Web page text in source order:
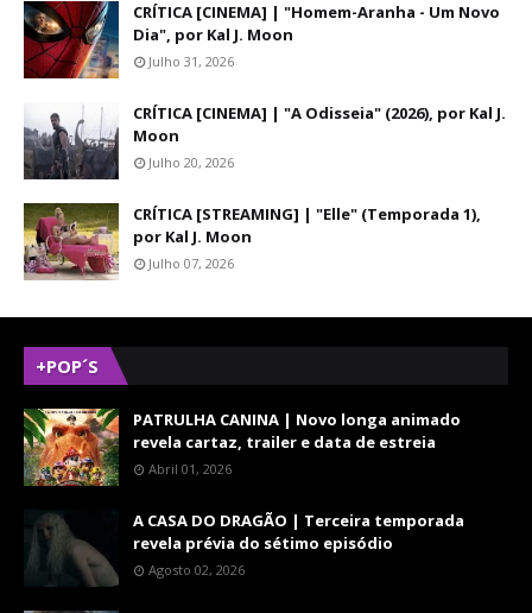
CRÍTICA [CINEMA] | "Homem-Aranha - Um Novo
Dia", por Kal J. Moon
Julho 31, 2026
CRÍTICA [CINEMA] | "A Odisseia" (2026), por Kal J.
Moon
Julho 20, 2026
CRÍTICA [STREAMING] | "Elle" (Temporada 1),
por Kal J. Moon
Julho 07, 2026
+POP´S
PATRULHA CANINA | Novo longa animado
revela cartaz, trailer e data de estreia
Abril 01, 2026
A CASA DO DRAGÃO | Terceira temporada
revela prévia do sétimo episódio
Agosto 02, 2026